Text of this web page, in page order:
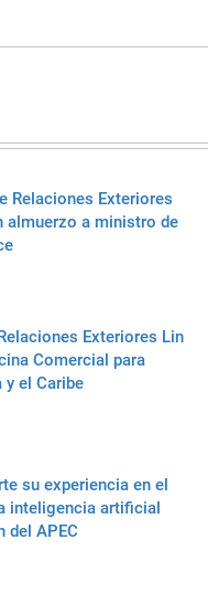
Relaciones Exteriores
almuerzo a ministro de
Exteriores Lin
Comercial para
y el Caribe
su experiencia en el
inteligencia artificial
del APEC